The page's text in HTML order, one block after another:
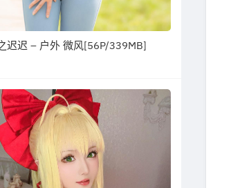
迟迟 – 户外 微风[56P/339MB]